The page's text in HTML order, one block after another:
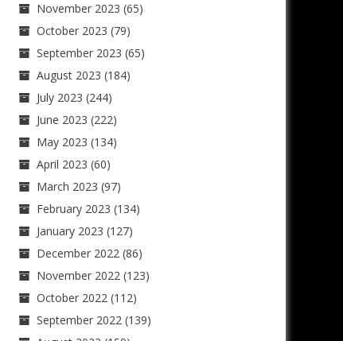
November 2023 (65)
October 2023 (79)
September 2023 (65)
August 2023 (184)
July 2023 (244)
June 2023 (222)
May 2023 (134)
April 2023 (60)
March 2023 (97)
February 2023 (134)
January 2023 (127)
December 2022(86)
November 2022(123)
October 2022(112)
September 2022(139)